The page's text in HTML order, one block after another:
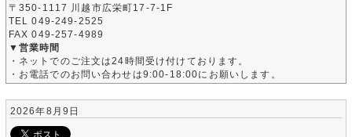
〒350-1117 川越市広栄町17-7-1F
TEL 049-249-2525
FAX 049-257-4989
▼営業時間
・ネットでのご注文は24時間受け付けております。
・お電話でのお問い合わせは9:00-18:00にお願いします。
2026年8月9日